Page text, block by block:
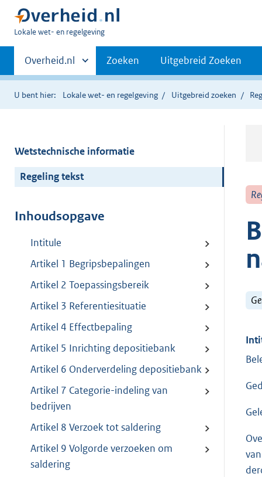
U
hier:
Lokale wet- en regelgeving
Primaire
navigatie
Andere
sites
binnen
Overheid.nl Zoeken Uitgebreid Zoeken
U bent hier: Lokale wet- en regelgeving Uitgebreid zoeken
Wetstechnische informatie
Regeling tekst
Inhoudsopgave
Intitule
Artikel 1 Begripsbepalingen
Artikel 2 Toepassingsbereik
Artikel 3 Referentiesituatie
Artikel 4 Effectbepaling
Artikel 5 Inrichting depositiebank
Artikel 6 Onderverdeling depositiebank
Artikel 7 Categorie-indeling van
bedrijven
Artikel 8 Verzoek tot saldering
Artikel 9 Volgorde verzoeken om
saldering